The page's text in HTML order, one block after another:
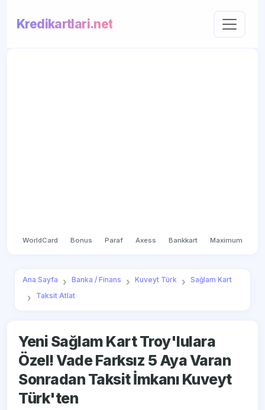
Kredikartlari.net
WorldCard Bonus Paraf Axess Bankkart Maximum
Ana Sayfa Banka / Finans Kuveyt Türk
Sağlam Kart
Taksit Atlat
Yeni Sağlam Kart Troy'lulara
Özel! Vade Farksız 5 Aya Varan
Sonradan Taksit İmkanı Kuveyt
Türk'ten